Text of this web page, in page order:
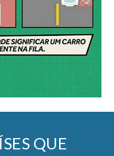
QUE